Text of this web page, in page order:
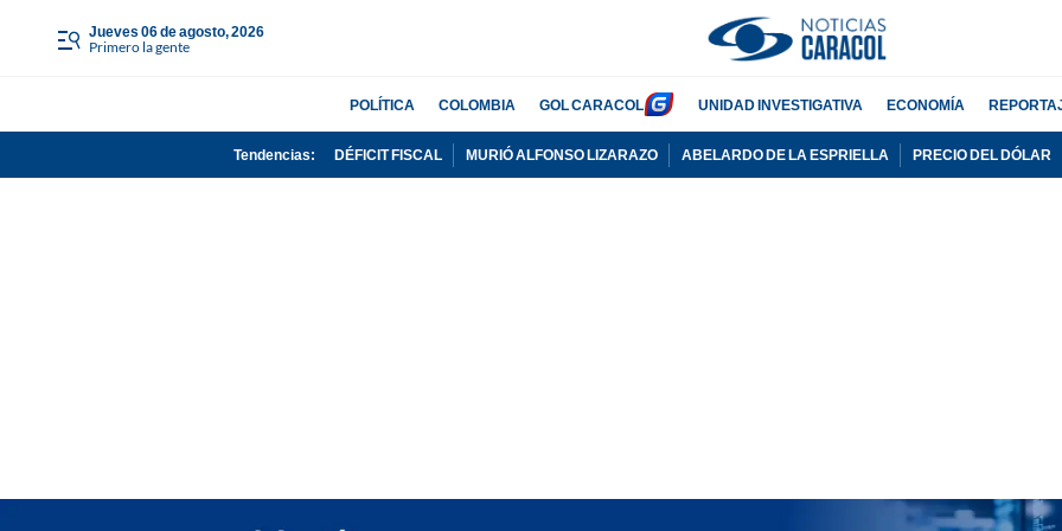
jueves 06 de agosto, 2026
Primero la gente
POLÍTICA COLOMBIA GOL CARACOL UNIDAD INVESTIGATIVA ECONOMÍA
Tendencias: DÉFICIT FISCAL MURIÓ ALFONSO LIZARAZO ABELARDO DE LA ESPRIELLA PRECIO DEL DÓLAR